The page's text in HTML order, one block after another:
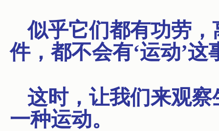
似乎它们都有功劳
件，都不会有‘运动’这
这时，让我们来观
一种运动。